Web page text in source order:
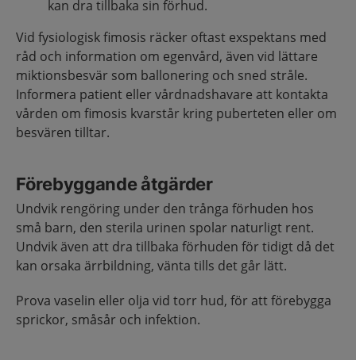
kan dra tillbaka sin förhud.
Vid fysiologisk fimosis räcker oftast exspektans med
råd och information om egenvård, även vid lättare
miktionsbesvär som ballonering och sned stråle.
Informera patient eller vårdnadshavare att kontakta
vården om fimosis kvarstår kring puberteten eller om
besvären tilltar.
Förebyggande åtgärder
Undvik rengöring under den trånga förhuden hos
små barn, den sterila urinen spolar naturligt rent.
Undvik även att dra tillbaka förhuden för tidigt då det
kan orsaka ärrbildning, vänta tills det går lätt.
Prova vaselin eller olja vid torr hud, för att förebygga
sprickor, småsår och infektion.